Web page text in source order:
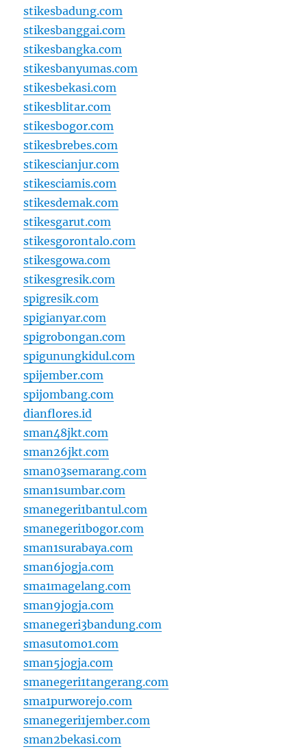
stikesbadung.com
stikesbanggai.com
stikesbangka.com
stikesbanyumas.com
stikesbekasi.com
stikesblitar.com
stikesbogor.com
stikesbrebes.com
stikescianjur.com
stikesciamis.com
stikesdemak.com
stikesgarut.com
stikesgorontalo.com
stikesgowa.com
stikesgresik.com
spigresik.com
spigianyar.com
spigrobongan.com
spigunungkidul.com
spijember.com
spijombang.com
dianflores.id
sman48jkt.com
sman26jkt.com
sman03semarang.com
sman1sumbar.com
smanegeri1bantul.com
smanegeri1bogor.com
sman1surabaya.com
sman6jogja.com
sma1magelang.com
sman9jogja.com
smanegeri3bandung.com
smasutomo1.com
sman5jogja.com
smanegeri1tangerang.com
sma1purworejo.com
smanegeri1jember.com
sman2bekasi.com